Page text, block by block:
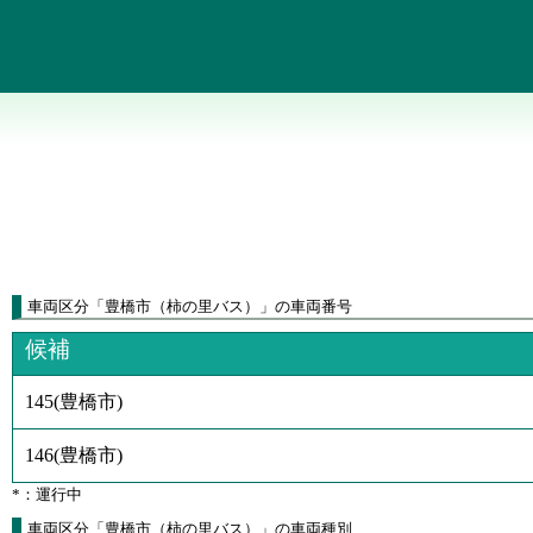
車両区分 「 豊橋市（柿の里バス） 」 の車両番号
候補
145(豊橋市)
146(豊橋市)
*：運行中
車両区分「豊橋市（柿の里バス）」の車両種別